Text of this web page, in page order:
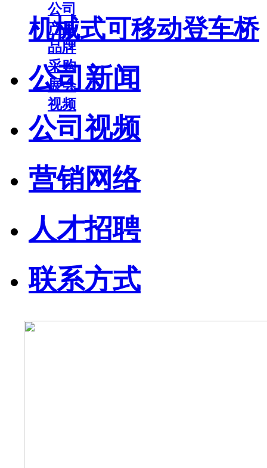
公司
产品
品牌
采购
展会
视频
机械式可移动登车桥
公司新闻
公司视频
营销网络
人才招聘
联系方式